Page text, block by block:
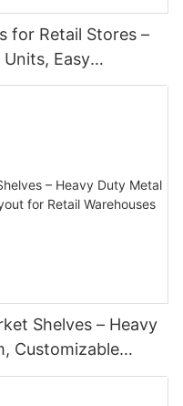
for Retail Stores –
Easy
Shelves – Heavy
Customizable